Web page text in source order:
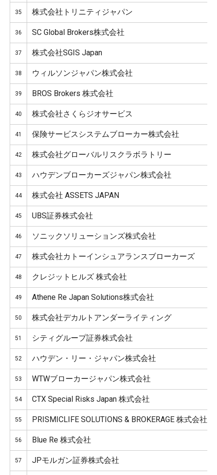
35 株式会社トリニティジャパン
36 SC Global Brokers株式会社
37 株式会社SGIS Japan
38 ウィルソンジャパン株式会社
39 BROS Brokers 株式会社
40 株式会社さくらジオサービス
41 保険サービスシステムブローカー株式会社
42 株式会社グローバルリスクラボラトリー
43 ハウデンブローカーズジャパン株式会社
44 株式会社 ASSETS JAPAN
45 UBS証券株式会社
46 ソニックソリューションズ株式会社
47 株式会社カトーインシュアランスブローカーズ
48 クレジットヒルズ 株式会社
49 Athene Re Japan Solutions株式会社
50 株式会社デカルトアンダーライティング
51 シティグループ証券株式会社
52 ハウデン・リー・ジャパン株式会社
53 WTWブローカージャパン株式会社
54 CTX Special Risks Japan 株式会社
55 PRISMICLIFE SOLUTIONS & BROKERAGE 株式会社
56 Blue Re 株式会社
57 JPモルガン証券株式会社